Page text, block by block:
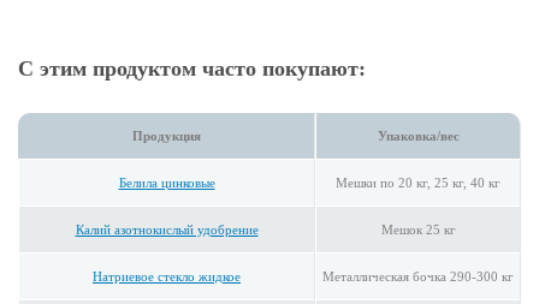
С этим продуктом часто покупают:
Продукция Упаковка/вес
Белила цинковые Мешки по 20 кг, 25 кг, 40 кг
Калий азотнокислый удобрение Мешок 25 кг
Натриевое стекло жидкое Металлическая бочка 290-300 кг